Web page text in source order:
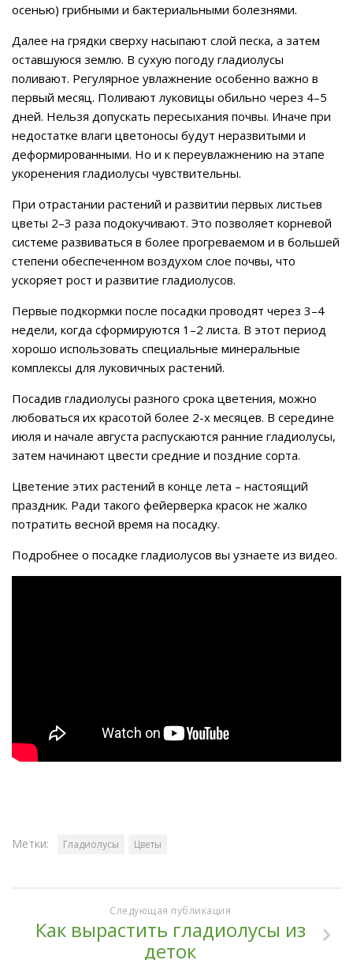
осенью) грибными и бактериальными болезнями.
Далее на грядки сверху насыпают слой песка, а затем
оставшуюся землю. В сухую погоду гладиолусы
поливают. Регулярное увлажнение особенно важно в
первый месяц. Поливают луковицы обильно через 4–5
дней. Нельзя допускать пересыхания почвы. Иначе при
недостатке влаги цветоносы будут неразвитыми и
деформированными. Но и к переувлажнению на этапе
укоренения гладиолусы чувствительны.
При отрастании растений и развитии первых листьев
цветы 2–3 раза подокучивают. Это позволяет корневой
системе развиваться в более прогреваемом и в большей
степени обеспеченном воздухом слое почвы, что
ускоряет рост и развитие гладиолусов.
Первые подкормки после посадки проводят через 3–4
недели, когда сформируются 1–2 листа. В этот период
хорошо использовать специальные минеральные
комплексы для луковичных растений.
Посадив гладиолусы разного срока цветения, можно
любоваться их красотой более 2-х месяцев. В середине
июля и начале августа распускаются ранние гладиолусы,
затем начинают цвести средние и поздние сорта.
Цветение этих растений в конце лета – настоящий
праздник. Ради такого фейерверка красок не жалко
потратить весной время на посадку.
Подробнее о посадке гладиолусов вы узнаете из видео.
Метки: Гладиолусы Цветы
Следующая публикация
Как вырастить гладиолусы из
деток